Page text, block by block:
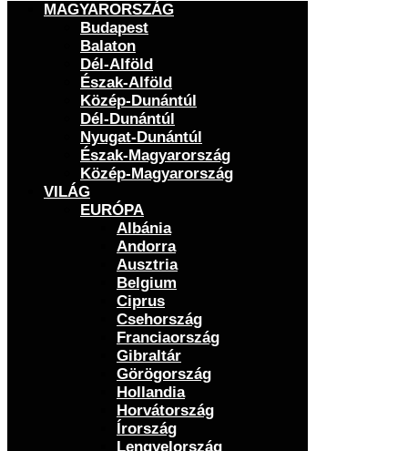
MAGYARORSZÁG
Budapest
Balaton
Dél-Alföld
Észak-Alföld
Közép-Dunántúl
Dél-Dunántúl
Nyugat-Dunántúl
Észak-Magyarország
Közép-Magyarország
VILÁG
EURÓPA
Albánia
Andorra
Ausztria
Belgium
Ciprus
Csehország
Franciaország
Gibraltár
Görögország
Hollandia
Horvátország
Írország
Lengyelország